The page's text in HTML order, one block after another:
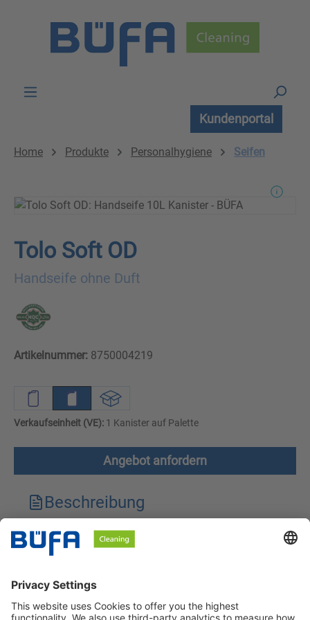
Kundenportal
Home Produkte Personalhygiene Seifen
Tolo Soft OD
Handseife ohne Duft
Artikelnummer: 8750004219
Verkaufseinheit (VE): 1 Kanister auf Palette
Angebot anfordern
Beschreibung
Technische Merkmale
Sicherheitshinweise